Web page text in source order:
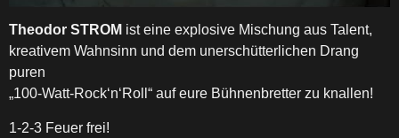
Theodor STROM ist eine explosive Mischung aus Talent,
kreativem Wahnsinn und dem unerschütterlichen Drang
puren
„100-Watt-Rock‘n‘Roll“ auf eure Bühnenbretter zu knallen!
1-2-3 Feuer frei!